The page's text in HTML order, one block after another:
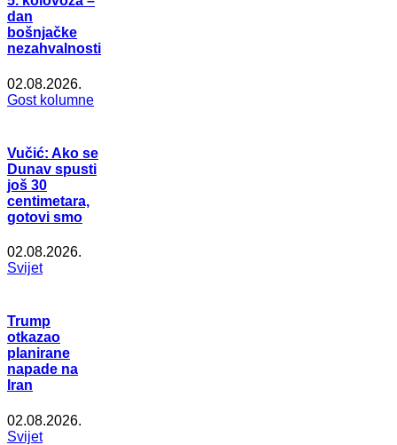
dan
bošnjačke
nezahvalnosti
02.08.2026.
Gost kolumne
Vučić: Ako se
Dunav spusti
još 30
centimetara,
gotovi smo
02.08.2026.
Svijet
Trump
otkazao
planirane
napade na
Iran
02.08.2026.
Svijet